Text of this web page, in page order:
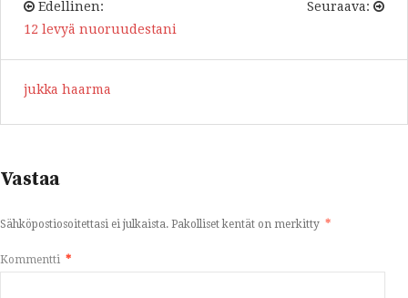
Edellinen:
12 levyä nuoruudestani
Seuraava:
jukka haarma
Vastaa
Sähköpostiosoitettasi ei julkaista. Pakolliset kentät on merkitty *
Kommentti *